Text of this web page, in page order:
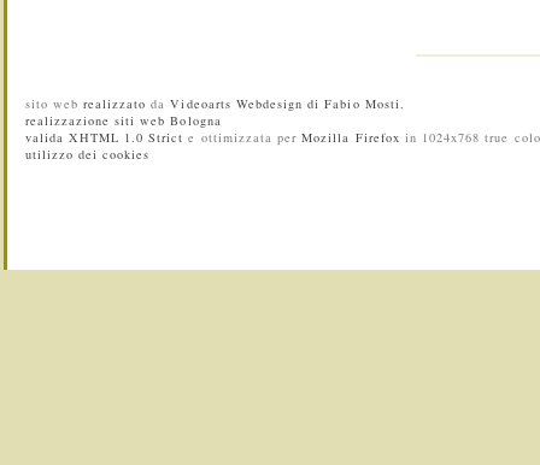
sito web realizzato daVideoarts Webdesign di Fabio Mosti,
realizzazione siti web Bologna
valida XHTML 1.0 Strict e ottimizzata perMozilla Firefox in 1024x768 true
utilizzo dei cookies